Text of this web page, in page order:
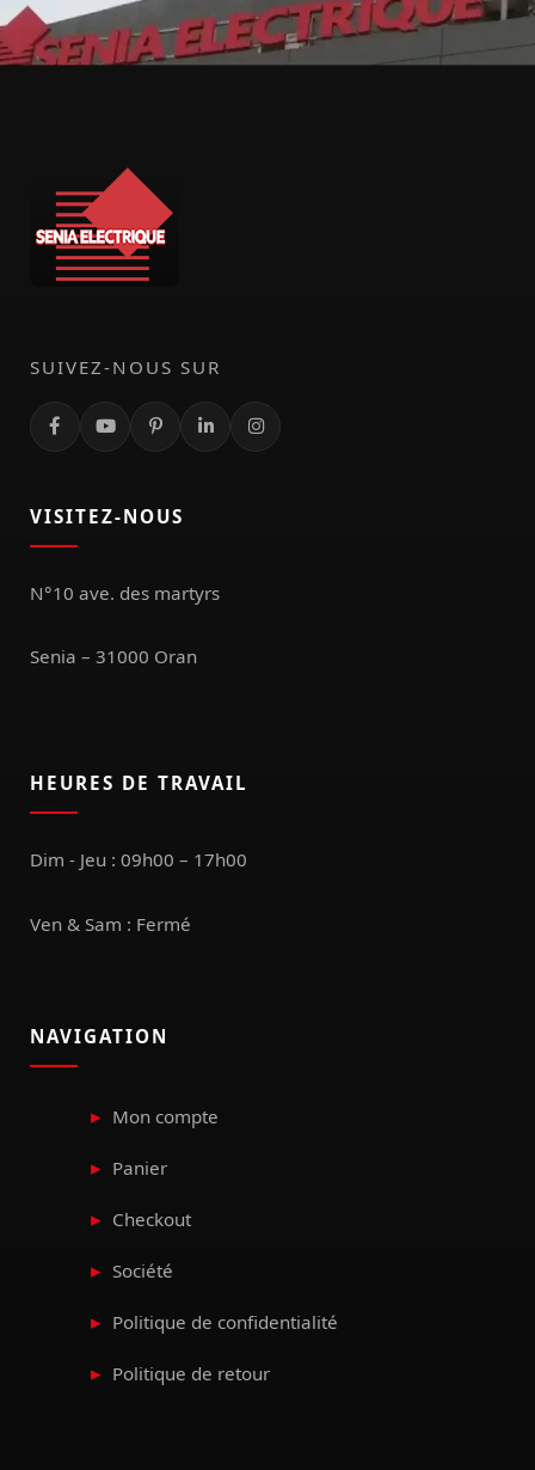
SUIVEZ-NOUS SUR
VISITEZ-NOUS
N°10 ave. des martyrs
Senia – 31000 Oran
HEURES DE TRAVAIL
Dim - Jeu : 09h00 – 17h00
Ven & Sam : Fermé
NAVIGATION
Mon compte
Panier
Checkout
Société
Politique de confidentialité
Politique de retour